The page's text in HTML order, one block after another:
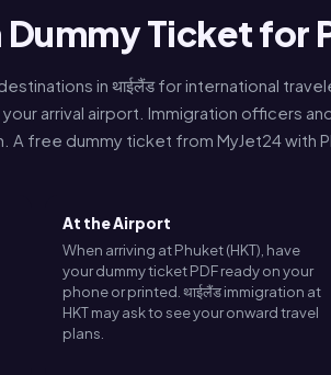
Dummy Ticket for
in थाईलैंड for international
your arrival airport. Immigration officers
A free dummy ticket from MyJet24 with
At the Airport
When arriving at Phuket (HKT), have
your dummy ticket PDF ready on your
phone or printed. थाईलैंड immigration at
HKT may ask to see your onward travel
plans.